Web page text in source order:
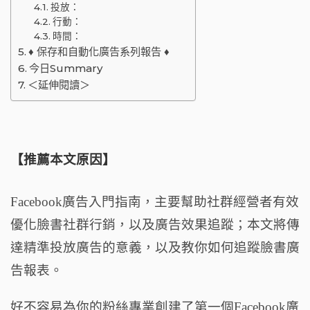
o
k
投放：
行動：
時間：
♦ 保存和自動化廣告系列報告 ♦
今日Summary
＜延伸閱讀＞
【推薦本文原因】
Facebook廣告入門指南，主要幫助社群經營者有效
優化臉書社群行銷，以及廣告效果追蹤；本文將傳
達精準投放廣告的意義，以及教你如何追蹤臉書廣
告報表。
好不容易為你的粉絲專業創建了第一個Facebook廣